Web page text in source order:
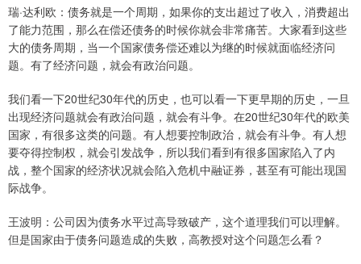
瑞·达利欧：债务就是一个周期，如果你的支出超过了收入，消费超出
了能力范围，那么在偿还债务的时候你就会非常痛苦。大家看到这些
大的债务周期，当一个国家债务偿还难以为继的时候就面临经济问
题。有了经济问题，就会有政治问题。
我们看一下20世纪30年代的历史，也可以看一下更早期的历史，一旦
出现经济问题就会有政治问题，就会有斗争。在20世纪30年代的欧美
国家，有很多这类的问题。有人想要控制政治，就会有斗争。有人想
要夺得控制权，就会引发战争，所以我们看到有很多国家陷入了内
战，整个国家的经济状况就会陷入危机中融证券，甚至有可能出现国
际战争。
王波明：公司因为债务水平过高导致破产，这个道理我们可以理解。
但是国家由于债务问题造成的失败，高教授对这个问题怎么看？